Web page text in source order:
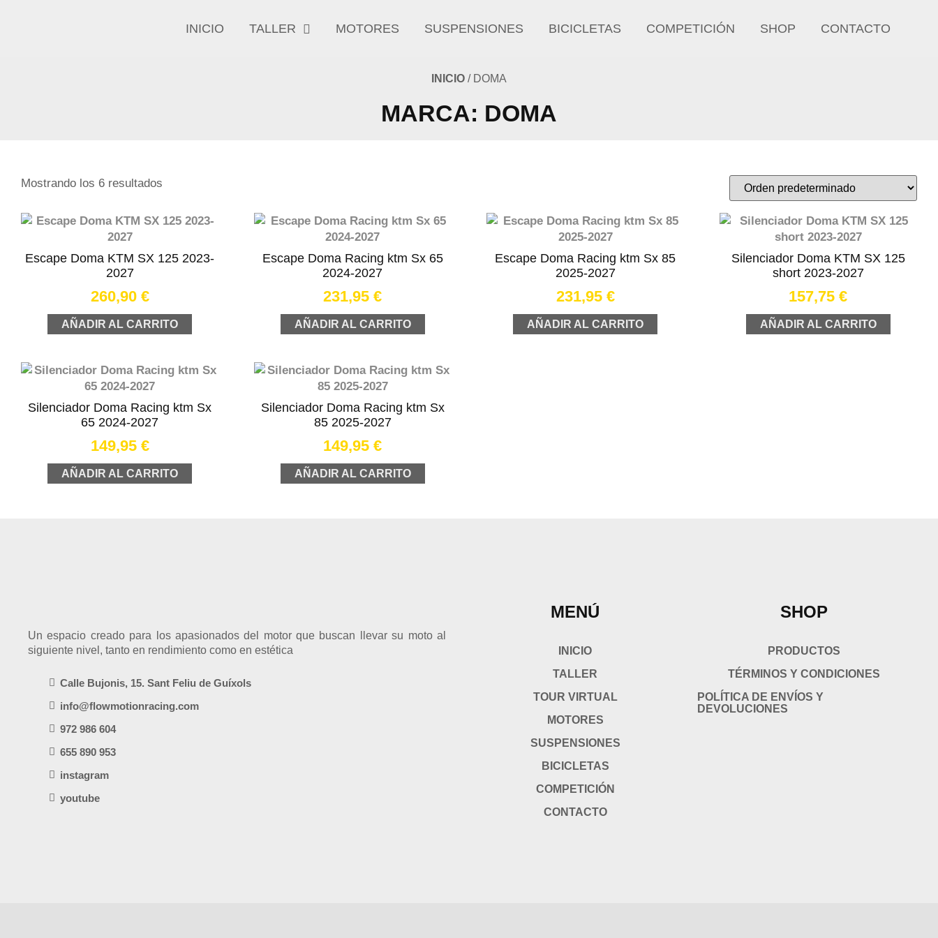
INICIO TALLER MOTORES SUSPENSIONES BICICLETAS COMPETICIÓN SHOP CONTACTO
INICIO / DOMA
MARCA: DOMA
Mostrando los 6 resultados
Escape Doma KTM SX 125 2023-
2027
260,90 €
AÑADIR AL CARRITO
Escape Doma Racing ktm Sx 65
2024-2027
231,95€
AÑADIR AL CARRITO
Escape Doma Racing ktm Sx 85
2025-2027
231,95 €
AÑADIR AL CARRITO
Silenciador Doma KTM SX 125
short 2023-2027
157,75€
AÑADIR AL CARRITO
Silenciador Doma Racing ktm Sx
65 2024-2027
149,95 €
AÑADIR AL CARRITO
Silenciador Doma Racing ktm Sx
85 2025-2027
149,95€
AÑADIR AL CARRITO
Un espacio creado para los apasionados del motor que buscan llevar su moto al
siguiente nivel, tanto en rendimiento como en estética
Calle Bujonis, 15. Sant Feliu de Guíxols
info@flowmotionracing.com
972 986 604
655 890 953
instagram
youtube
MENÚ
INICIO
TALLER
TOUR VIRTUAL
MOTORES
SUSPENSIONES
BICICLETAS
COMPETICIÓN
CONTACTO
SHOP
PRODUCTOS
TÉRMINOS Y CONDICIONES
POLÍTICA DE ENVÍOS Y
DEVOLUCIONES